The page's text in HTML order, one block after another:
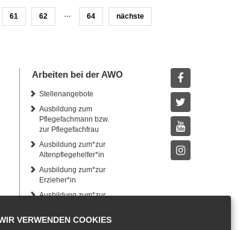
61 62 … 64 nächste
Arbeiten bei der AWO
Stellenangebote
Ausbildung zum
Pflegefachmann bzw.
zur Pflegefachfrau
Ausbildung zum*zur
Altenpflegehelfer*in
Ausbildung zum*zur
Erzieher*in
Ausbildung zum*zur
Freiwilliges Soziales
Facebook
Twitter
Youtube
VERWENDEN COOKIES